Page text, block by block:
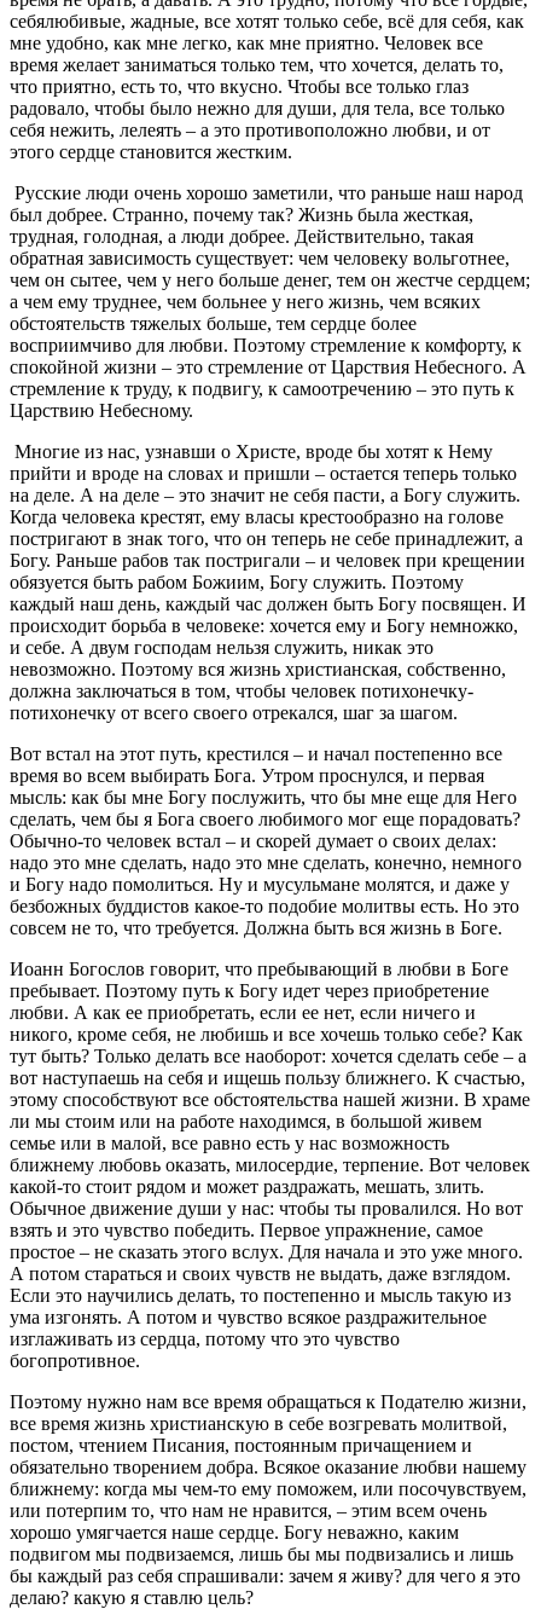
себялюбивые, жадные, все хотят только себе, всё для себя, как
мне удобно, как мне легко, как мне приятно. Человек все
время желает заниматься только тем, что хочется, делать то,
что приятно, есть то, что вкусно. Чтобы все только глаз
радовало, чтобы было нежно для души, для тела, все только
себя нежить, лелеять – а это противоположно любви, и от
этого сердце становится жестким.
Русские люди очень хорошо заметили, что раньше наш народ
был добрее. Странно, почему так? Жизнь была жесткая,
трудная, голодная, а люди добрее. Действительно, такая
обратная зависимость существует: чем человеку вольготнее,
чем он сытее, чем у него больше денег, тем он жестче сердцем;
а чем ему труднее, чем больнее у него жизнь, чем всяких
обстоятельств тяжелых больше, тем сердце более
восприимчиво для любви. Поэтому стремление к комфорту, к
спокойной жизни – это стремление от Царствия Небесного. А
стремление к труду, к подвигу, к самоотречению – это путь к
Царствию Небесному.
Многие из нас, узнавши о Христе, вроде бы хотят к Нему
прийти и вроде на словах и пришли – остается теперь только
на деле. А на деле – это значит не себя пасти, а Богу служить.
Когда человека крестят, ему власы крестообразно на голове
постригают в знак того, что он теперь не себе принадлежит, а
Богу. Раньше рабов так постригали – и человек при крещении
обязуется быть рабом Божиим, Богу служить. Поэтому
каждый наш день, каждый час должен быть Богу посвящен. И
происходит борьба в человеке: хочется ему и Богу немножко,
и себе. А двум господам нельзя служить, никак это
невозможно. Поэтому вся жизнь христианская, собственно,
должна заключаться в том, чтобы человек потихонечку-
потихонечку от всего своего отрекался, шаг за шагом.
Вот встал на этот путь, крестился – и начал постепенно все
время во всем выбирать Бога. Утром проснулся, и первая
мысль: как бы мне Богу послужить, что бы мне еще для Него
сделать, чем бы я Бога своего любимого мог еще порадовать?
Обычно-то человек встал – и скорей думает о своих делах:
надо это мне сделать, надо это мне сделать, конечно, немного
и Богу надо помолиться. Ну и мусульмане молятся, и даже у
безбожных буддистов какое-то подобие молитвы есть. Но это
совсем не то, что требуется. Должна быть вся жизнь в Боге.
Иоанн Богослов говорит, что пребывающий в любви в Боге
пребывает. Поэтому путь к Богу идет через приобретение
любви. А как ее приобретать, если ее нет, если ничего и
никого, кроме себя, не любишь и все хочешь только себе? Как
тут быть? Только делать все наоборот: хочется сделать себе – а
вот наступаешь на себя и ищешь пользу ближнего. К счастью,
этому способствуют все обстоятельства нашей жизни. В храме
ли мы стоим или на работе находимся, в большой живем
семье или в малой, все равно есть у нас возможность
ближнему любовь оказать, милосердие, терпение. Вот человек
какой-то стоит рядом и может раздражать, мешать, злить.
Обычное движение души у нас: чтобы ты провалился. Но вот
взять и это чувство победить. Первое упражнение, самое
простое – не сказать этого вслух. Для начала и это уже много.
А потом стараться и своих чувств не выдать, даже взглядом.
Если это научились делать, то постепенно и мысль такую из
ума изгонять. А потом и чувство всякое раздражительное
изглаживать из сердца, потому что это чувство
богопротивное.
Поэтому нужно нам все время обращаться к Подателю жизни,
все время жизнь христианскую в себе возгревать молитвой,
постом, чтением Писания, постоянным причащением и
обязательно творением добра. Всякое оказание любви нашему
ближнему: когда мы чем-то ему поможем, или посочувствуем,
или потерпим то, что нам не нравится, – этим всем очень
хорошо умягчается наше сердце. Богу неважно, каким
подвигом мы подвизаемся, лишь бы мы подвизались и лишь
бы каждый раз себя спрашивали: зачем я живу? для чего я это
делаю? какую я ставлю цель?